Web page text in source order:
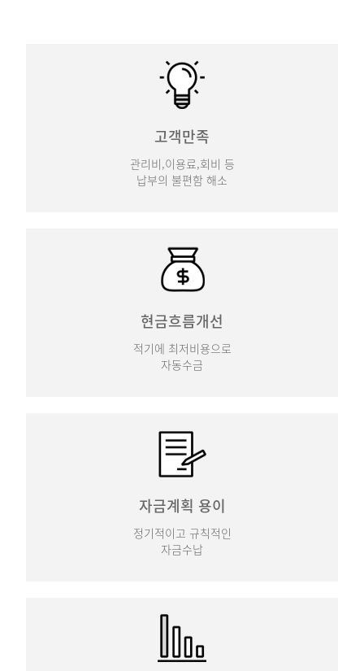
고객만족
관리비,이용료,회비 등
납부의 불편함 해소
현금흐름개선
적기에 최저비용으로
자동수금
자금계획 용이
정기적이고 규칙적인
자금수납